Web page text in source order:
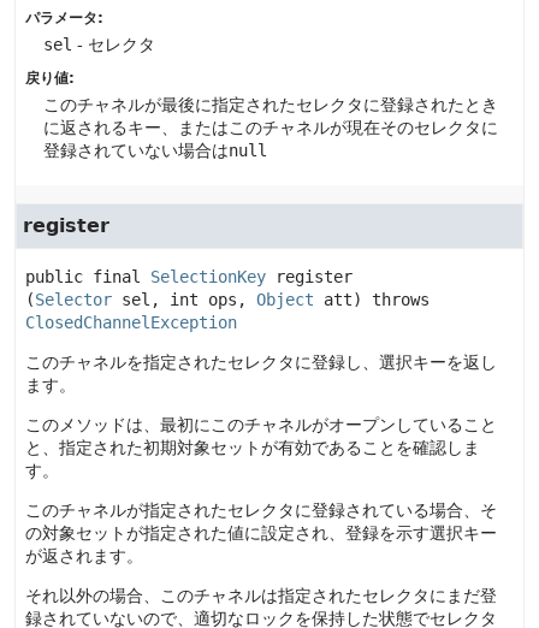
パラメータ:
sel - セレクタ
戻り値:
このチャネルが最後に指定されたセレクタに登録されたとき
に返されるキー、またはこのチャネルが現在そのセレクタに
登録されていない場合はnull
register
public final SelectionKey
register
(Selector sel, int ops, Object att)
throws
ClosedChannelException
このチャネルを指定されたセレクタに登録し、選択キーを返し
ます。
このメソッドは、最初にこのチャネルがオープンしていること
と、指定された初期対象セットが有効であることを確認しま
す。
このチャネルが指定されたセレクタに登録されている場合、そ
の対象セットが指定された値に設定され、登録を示す選択キー
が返されます。
それ以外の場合、このチャネルは指定されたセレクタにまだ登
録されていないので、適切なロックを保持した状態でセレクタ